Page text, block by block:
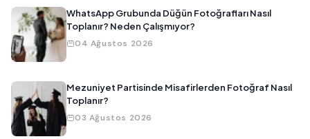
WhatsApp Grubunda Düğün Fotoğrafları Nasıl
Toplanır? Neden Çalışmıyor?
04 Ağustos 2026
Mezuniyet Partisinde Misafirlerden Fotoğraf Nasıl
Toplanır?
03 Ağustos 2026